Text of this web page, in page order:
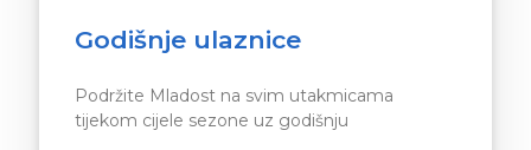
Godišnje ulaznice
Podržite Mladost na svim utakmicama
tijekom cijele sezone uz godišnju